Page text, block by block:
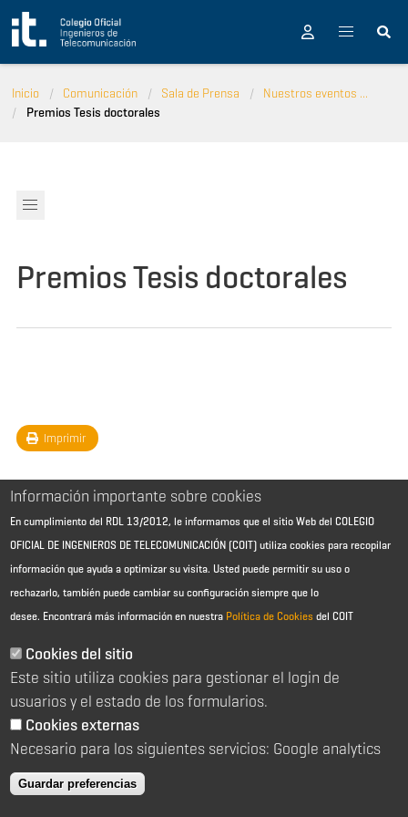
Pasar al contenido principal
Inicio Comunicación Sala de Prensa
Nuestros eventos ...
Premios Tesis doctorales
Premios Tesis doctorales
Imprimir
Aviso Legal - Información general
Política de cookies
Política de reembolso
Sitemap
C/ Almagro 2 1º Izqda 28010 Madrid
91 391 10 66
coit@coit.es
Información importante sobre cookies
En cumplimiento del RDL 13/2012, le informamos que el sitio Web del COLEGIO
OFICIAL DE INGENIEROS DE TELECOMUNICACIÓN (COIT) utiliza cookies para recopilar
información que ayuda a optimizar su visita. Usted puede permitir su uso o
rechazarlo, también puede cambiar su configuración siempre que lo
desee. Encontrará más información en nuestra Política de Cookies del COIT
Cookies del sitio
Este sitio utiliza cookies para gestionar el login de
usuarios y el estado de los formularios.
Cookies externas
Necesario para los siguientes servicios: Google analytics
Guardar preferencias